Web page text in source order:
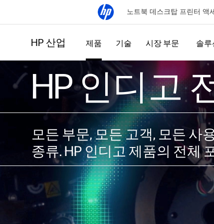
노트북 데스크탑 프린터 액
HP 산업 제품 기술 시장 부문 솔루
HP 인디고
모든 부문, 모든 고객, 모든 사
종류. HP 인디고 제품의 전체